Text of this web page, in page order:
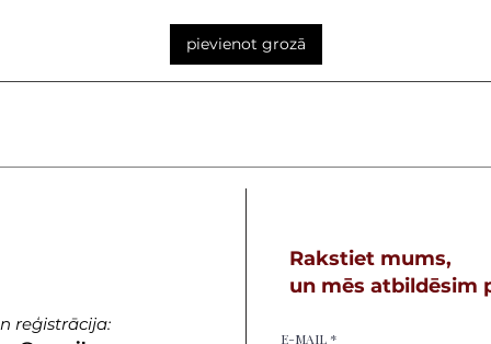
pievienot grozā
reģistrācija:
Rakstiet mums,
un mēs atbildēsim
E-MAIL